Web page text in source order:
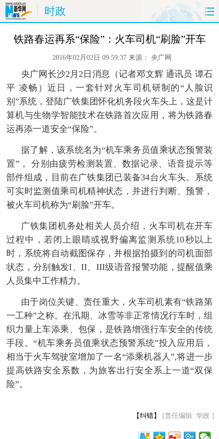
时政
首页 时政 国际 财经
体育 人事
时尚 思客 地方 法治
港澳 台湾 华人 汽车
科技 能源
图片 视频 彩票 食品
旅游 健康 信息化 数据
金融 公益
富媒体 摄影 新华广播
新华电视中文 新华电视英文 返回PC
铁路春运再系“保险”：火车司机“刷脸”开车
2016年02月02日 09:59:37 来源： 央广网
央广网长沙2月2日消息（记者邓文辉 通讯员 谭石
平 凌畅）近日，一套针对火车司机研制的“人脸识
别”系统，登陆广铁集团怀化机务段火车头上，这是计
算机与生物学智能技术在铁路首次应用，将为铁路春
运再添一道安全“保险”。
据了解，该系统名为“机车乘务员值乘状态预警装
置”， 分别由疲劳检测装置、数据记录、语音提示等
部件组成，目前在广铁集团已装备34台火车头。系统
可实时监测值乘司机精神状态，并进行判断、预警，
被火车司机称为“刷脸”开车。
广铁集团机务处相关人员介绍，火车司机在开车
过程中，若闭上眼睛或视野偏离监测系统10秒以上
时，系统将自动截图保存，并根据拍摄到的司机面部
状态，分别触发I、II、III级语音报警功能，提醒值乘
人员集中工作精力。
由于岗位关键、责任重大，火车司机素有“铁路第
一工种”之称。在汛期、冰雪等非正常情况行车时，组
织力量上车添乘、包保，是铁路增强行车安全的传统
手段。“机车乘务员值乘状态预警系统”投入应用后，
相当于火车驾驶室增加了一名“添乘机器人”,将进一步
提高铁路安全系数，为旅客出行安全系上一道“双保
险”。
【纠错】 [责任编辑: 华政 ]